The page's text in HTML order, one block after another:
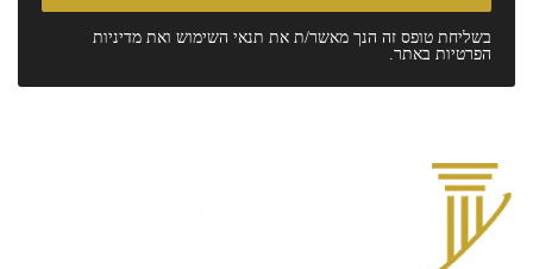
בשליחת טופס זה הנך מאשר/ת את תנאי השימוש ואת מדיניות
הפרטיות באתר.